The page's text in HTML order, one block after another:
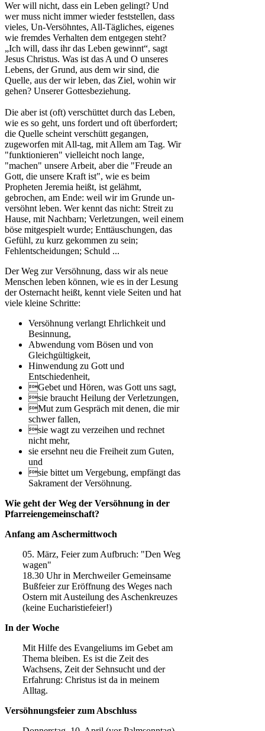
Wer will nicht, dass ein Leben gelingt? Und
wer muss nicht immer wieder feststellen, dass
vieles, Un-Versöhntes, All-Tägliches, eigenes
wie fremdes Verhalten dem entgegen steht?
„Ich will, dass ihr das Leben gewinnt“, sagt
Jesus Christus. Was ist das A und O unseres
Lebens, der Grund, aus dem wir sind, die
Quelle, aus der wir leben, das Ziel, wohin wir
gehen? Unserer Gottesbeziehung.
Die aber ist (oft) verschüttet durch das Leben,
wie es so geht, uns fordert und oft überfordert;
die Quelle scheint verschütt gegangen,
zugeworfen mit All-tag, mit Allem am Tag. Wir
"funktionieren" vielleicht noch lange,
"machen" unsere Arbeit, aber die "Freude an
Gott, die unsere Kraft ist", wie es beim
Propheten Jeremia heißt, ist gelähmt,
gebrochen, am Ende: weil wir im Grunde un-
versöhnt leben. Wer kennt das nicht: Streit zu
Hause, mit Nachbarn; Verletzungen, weil einem
böse mitgespielt wurde; Enttäuschungen, das
Gefühl, zu kurz gekommen zu sein;
Fehlentscheidungen; Schuld ...
Der Weg zur Versöhnung, dass wir als neue
Menschen leben können, wie es in der Lesung
der Osternacht heißt, kennt viele Seiten und hat
viele kleine Schritte:
Versöhnung verlangt Ehrlichkeit und
Besinnung,
Abwendung vom Bösen und von
Gleichgültigkeit,
Hinwendung zu Gott und
Entschiedenheit,
Gebet und Hören, was Gott uns sagt,
sie braucht Heilung der Verletzungen,
Mut zum Gespräch mit denen, die mir
schwer fallen,
sie wagt zu verzeihen und rechnet
nicht mehr,
sie ersehnt neu die Freiheit zum Guten,
und
sie bittet um Vergebung, empfängt das
Sakrament der Versöhnung.
Wie geht der Weg der Versöhnung in der
Pfarreiengemeinschaft?
Anfang am Aschermittwoch
05. März, Feier zum Aufbruch: "Den Weg
wagen"
18.30 Uhr in Merchweiler Gemeinsame
Bußfeier zur Eröffnung des Weges nach
Ostern mit Austeilung des Aschenkreuzes
(keine Eucharistiefeier!)
In der Woche
Mit Hilfe des Evangeliums im Gebet am
Thema bleiben. Es ist die Zeit des
Wachsens, Zeit der Sehnsucht und der
Erfahrung: Christus ist da in meinem
Alltag.
Versöhnungsfeier zum Abschluss